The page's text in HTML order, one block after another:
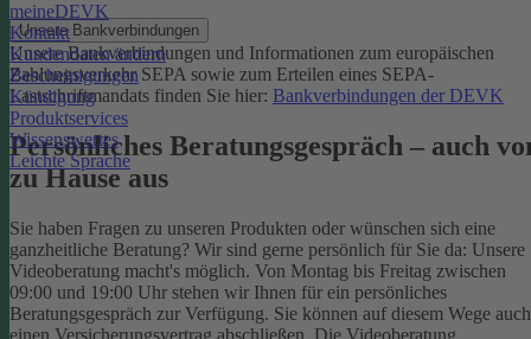
meineDEVK
Kontakt
Kundendaten ändern
Bescheinigungen
Kündigung
Produktservices
Wissenswertes
Leichte Sprache
Unsere Bankverbindungen
Unsere Bankverbindungen und Informationen zum europäischen
Zahlungsverkehr SEPA sowie zum Erteilen eines SEPA-
Lastschriftmandats finden Sie hier: Bankverbindungen der DEVK
Persönliches Beratungsgespräch – auch
zu Hause aus
Sie haben Fragen zu unseren Produkten oder wünschen sich eine
ganzheitliche Beratung? Wir sind gerne persönlich für Sie da: Unsere
Videoberatung macht's möglich. Von Montag bis Freitag zwischen
09:00 und 19:00 Uhr stehen wir Ihnen für ein persönliches
Beratungsgespräch zur Verfügung. Sie können auf diesem Wege auch